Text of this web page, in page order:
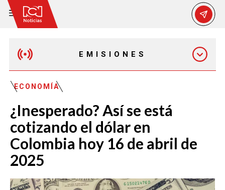
EMISIONES
EMISIÓN 12:30 PM
EMISIÓN 7:00 PM
EMISIÓN 11:30 PM
ECONOMÍA
¿Inesperado? Así se está
cotizando el dólar en
Colombia hoy 16 de abril de
2025